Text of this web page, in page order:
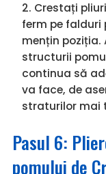
Crestați
ferm pe falduri
mențin
structurii
continua să
va face, de
straturilor mai
Pasul 6:
pomului de